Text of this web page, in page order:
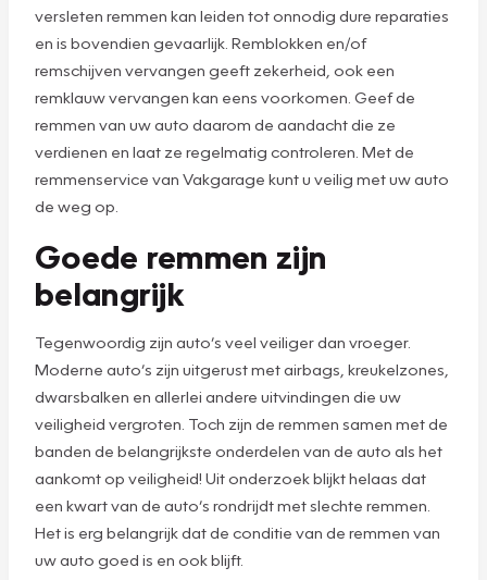
versleten remmen kan leiden tot onnodig dure reparaties
en is bovendien gevaarlijk. Remblokken en/of
remschijven vervangen geeft zekerheid, ook een
remklauw vervangen kan eens voorkomen. Geef de
remmen van uw auto daarom de aandacht die ze
verdienen en laat ze regelmatig controleren. Met de
remmenservice van Vakgarage kunt u veilig met uw auto
de weg op.
Goede remmen zijn
belangrijk
Tegenwoordig zijn auto’s veel veiliger dan vroeger.
Moderne auto’s zijn uitgerust met airbags, kreukelzones,
dwarsbalken en allerlei andere uitvindingen die uw
veiligheid vergroten. Toch zijn de remmen samen met de
banden de belangrijkste onderdelen van de auto als het
aankomt op veiligheid! Uit onderzoek blijkt helaas dat
een kwart van de auto’s rondrijdt met slechte remmen.
Het is erg belangrijk dat de conditie van de remmen van
uw auto goed is en ook blijft.